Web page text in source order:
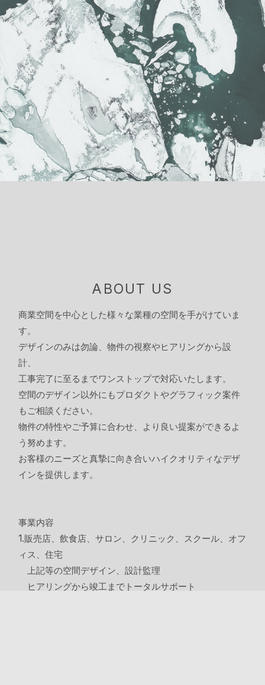
ABOUT US
商業空間を中心とした様々な業種の空間を手がけていま
す。
デザインのみは勿論、物件の視察やヒアリングから設
計、
工事完了に至るまでワンストップで対応いたします。
空間のデザイン以外にもプロダクトやグラフィック案件
もご相談ください。
物件の特性やご予算に合わせ、より良い提案ができるよ
う努めます。
お客様のニーズと真摯に向き合いハイクオリティなデザ
インを提供します。
事業内容
1.販売店、飲食店、サロン、クリニック、スクール、オフ
ィス、住宅
上記等の空間デザイン、設計監理
ヒアリングから竣工までトータルサポート